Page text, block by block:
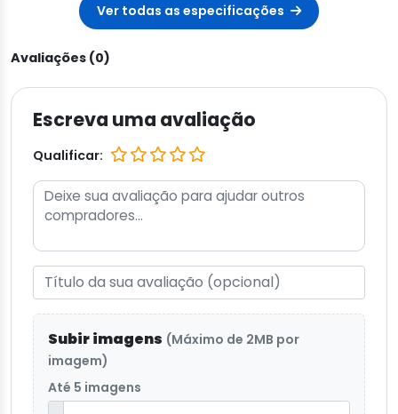
Ver todas as especificações
Avaliações (0)
Escreva uma avaliação
Qualificar:
Subir imagens (Máximo de 2MB por
imagem)
Até 5 imagens